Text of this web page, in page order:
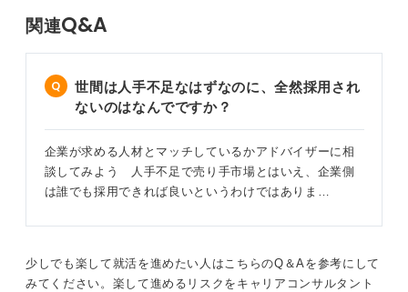
関連Q&A
世間は人手不足なはずなのに、全然採用され
ないのはなんでですか？
企業が求める人材とマッチしているかアドバイザーに相
談してみよう 人手不足で売り手市場とはいえ、企業側
は誰でも採用できれば良いというわけではありま…
少しでも楽して就活を進めたい人はこちらのQ＆Aを参考にして
みてください。楽して進めるリスクをキャリアコンサルタント